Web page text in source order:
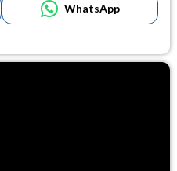
WhatsApp